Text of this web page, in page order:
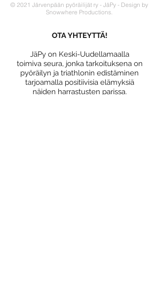
© 2021 Järvenpään pyöräilijät ry - JäPy - Design by
Snowwhere Productions.
OTA YHTEYTTÄ!
JäPy on Keski-Uudellamaalla
toimiva seura, jonka tarkoituksena on
pyöräilyn ja triathlonin edistäminen
tarjoamalla positiivisia elämyksiä
näiden harrastusten parissa.